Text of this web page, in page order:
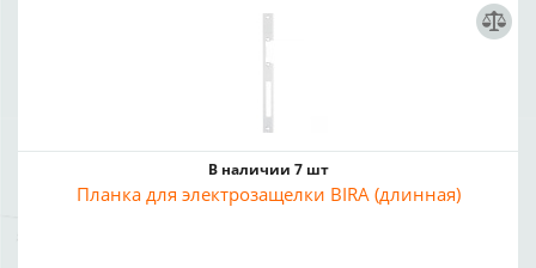
В наличии 7 шт
Планка для электрозащелки BIRA (длинная)